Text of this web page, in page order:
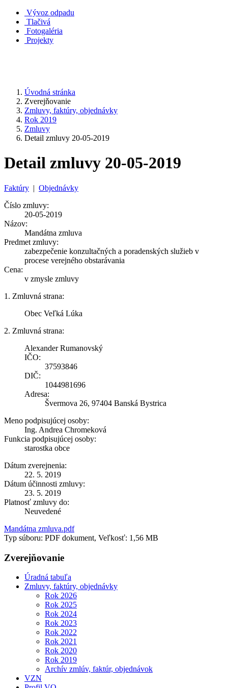
Vývoz odpadu
Tlačivá
Fotogaléria
Projekty
Úvodná stránka
Zverejňovanie
Zmluvy, faktúry, objednávky
Rok 2019
Zmluvy
Detail zmluvy 20-05-2019
Detail zmluvy 20-05-2019
Faktúry | Objednávky
Číslo zmluvy:
20-05-2019
Názov:
Mandátna zmluva
Predmet zmluvy:
zabezpečenie konzultačných a poradenských služieb v
procese verejného obstarávania
Cena:
v zmysle zmluvy
1. Zmluvná strana:
Obec Veľká Lúka
2. Zmluvná strana:
Alexander Rumanovský
IČO:
37593846
DIČ:
1044981696
Adresa:
Švermova 26, 97404 Banská Bystrica
Meno podpisujúcej osoby:
Ing. Andrea Chromeková
Funkcia podpisujúcej osoby:
starostka obce
Dátum zverejnenia:
22. 5. 2019
Dátum účinnosti zmluvy:
23. 5. 2019
Platnosť zmluvy do:
Neuvedené
Mandátna zmluva.pdf
Typ súboru: PDF dokument, Veľkosť: 1,56 MB
Zverejňovanie
Úradná tabuľa
Zmluvy, faktúry, objednávky
Rok 2026
Rok 2025
Rok 2024
Rok 2023
Rok 2022
Rok 2021
Rok 2020
Rok 2019
Archív zmlúv, faktúr, objednávok
VZN